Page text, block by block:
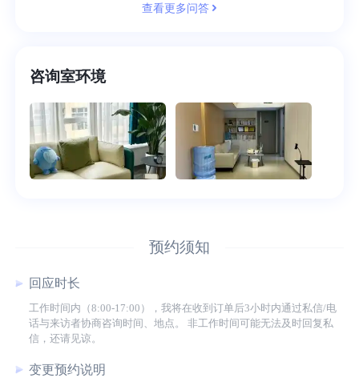
查看更多问答
咨询室环境
预约须知
回应时长
工作时间内（8:00-17:00），我将在收到订单后3小时内通过私信/电
话与来访者协商咨询时间、地点。 非工作时间可能无法及时回复私
信，还请见谅。
变更预约说明